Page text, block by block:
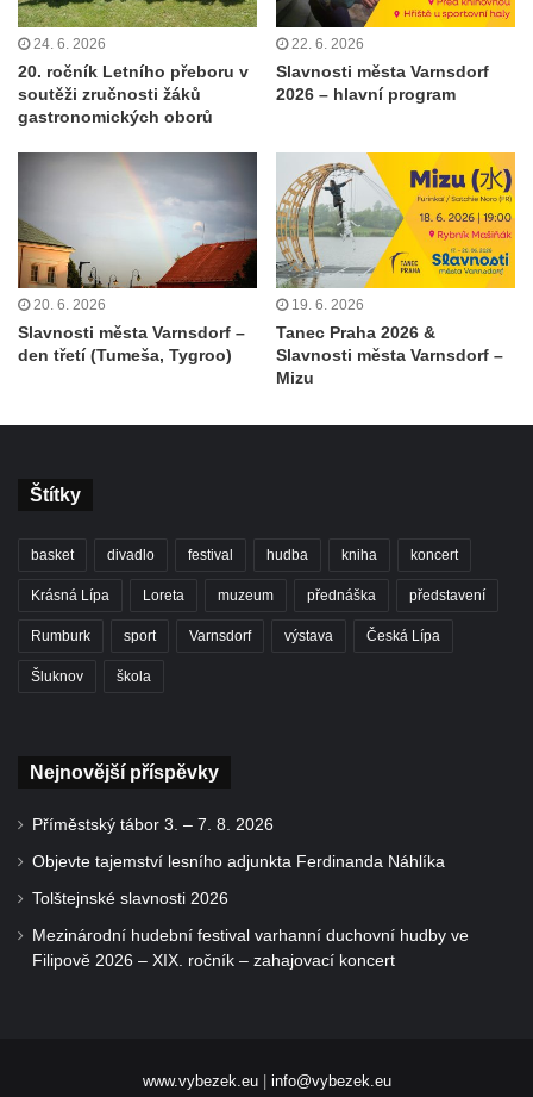
24. 6. 2026
20. ročník Letního přeboru v
soutěži zručnosti žáků
gastronomických oborů
22. 6. 2026
Slavnosti města Varnsdorf
2026 – hlavní program
20. 6. 2026
Slavnosti města Varnsdorf –
den třetí (Tumeša, Tygroo)
19. 6. 2026
Tanec Praha 2026 &
Slavnosti města Varnsdorf –
Mizu
Štítky
basket divadlo festival hudba kniha koncert
Krásná Lípa Loreta muzeum přednáška představení
Rumburk sport Varnsdorf výstava Česká Lípa
Šluknov škola
Nejnovější příspěvky
Příměstský tábor 3. – 7. 8. 2026
Objevte tajemství lesního adjunkta Ferdinanda Náhlíka
Tolštejnské slavnosti 2026
Mezinárodní hudební festival varhanní duchovní hudby ve
Filipově 2026 – XIX. ročník – zahajovací koncert
www.vybezek.eu| info@vybezek.eu